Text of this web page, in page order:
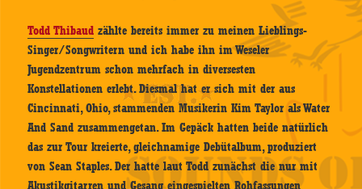
Todd Thibaud zählte bereits immer zu meinen Lieblings-
Singer/Songwritern und ich habe ihn im Weseler
Jugendzentrum schon mehrfach in diversesten
Konstellationen erlebt. Diesmal hat er sich mit der aus
Cincinnati, Ohio, stammenden Musikerin Kim Taylor als Water
And Sand zusammengetan. Im Gepäck hatten beide natürlich
das zur Tour kreierte, gleichnamige Debütalbum, produziert
von Sean Staples. Der hatte laut Todd zunächst die nur mit
Akustikgitarren und Gesang eingespielten Rohfassungen